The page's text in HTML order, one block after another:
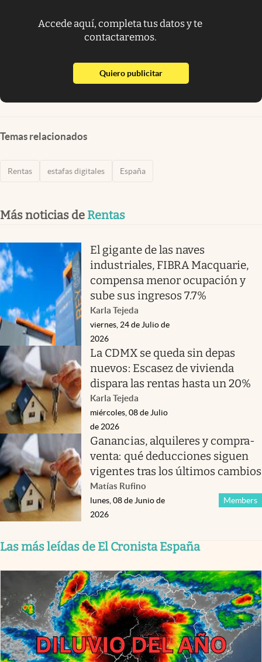
Accede aquí, completa tus datos y te
contactaremos.
Quiero publicitarabre en nueva pestaña
Temas relacionados
Rentas estafas digitales España
Más noticias de Rentas
El gigante de las naves
industriales, FIBRA Macquarie,
compensa menor ocupación y
sube sus ingresos 7.7%
Karla Tejeda
viernes, 24 de Julio de
2026
La CDMX se queda sin depas
nuevos: Escasez de vivienda
dispara las rentas hasta un 20%
Karla Tejeda
miércoles, 08 de Julio
de 2026
Ganancias, alquileres y compra-
venta: qué deducciones siguen
vigentes tras los últimos cambios
Matías Rufino
Members
lunes, 08 de Junio de
2026
Las más leídas de El Cronista España